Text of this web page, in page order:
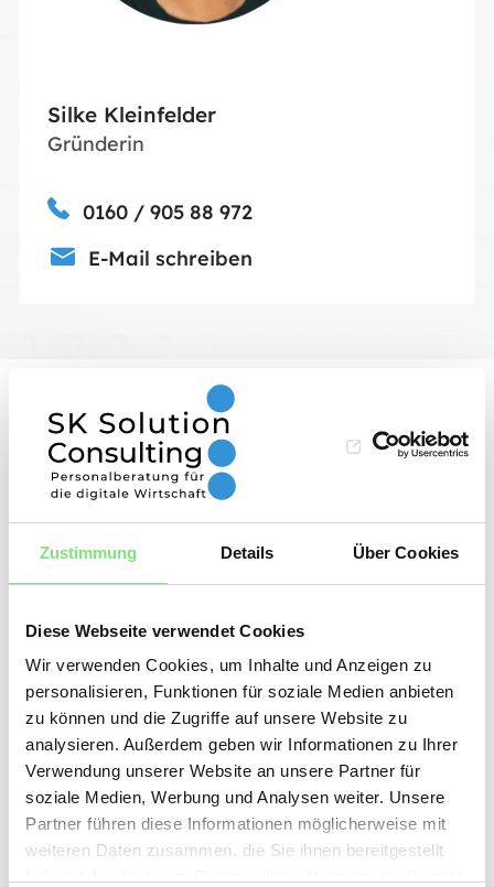
Zustimmung Details Über Cookies
Diese Webseite verwendet Cookies
Wir verwenden Cookies, um Inhalte und Anzeigen zu
personalisieren, Funktionen für soziale Medien anbieten
zu können und die Zugriffe auf unsere Website zu
analysieren. Außerdem geben wir Informationen zu Ihrer
Verwendung unserer Website an unsere Partner für
soziale Medien, Werbung und Analysen weiter. Unsere
Partner führen diese Informationen möglicherweise mit
weiteren Daten zusammen, die Sie ihnen bereitgestellt
Silke Kleinfelder
Gründerin
0160 / 905 88 972
E-Mail schreiben
Headhunter in Köln und Umgebung
Ihr Headhunter Köln: SK
Solution Consulting
Wir haben uns auf die digitalen Bereiche
E-Commerce, Online-Marketing und
Data Science spezialisiert
Unterstützen Sie uns bei der Suche nach
den passenden digitalen Fach- und
Führungskräften in Köln